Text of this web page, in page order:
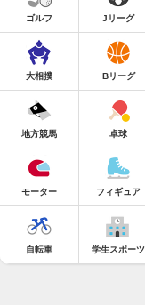
ゴルフ Jリーグ
大相撲 Bリーグ
地方競馬 卓球
モーター フィギュア
自転車 学生スポーツ